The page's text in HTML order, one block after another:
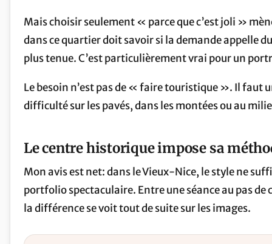
Mais choisir seulement « parce que c’est joli »
dans ce quartier doit savoir si la demande appelle
plus tenue. C’est particulièrement vrai pour un
Le besoin n’est pas de « faire touristique ». Il faut
difficulté sur les pavés, dans les montées ou au
Le centre historique impose sa
Mon avis est net: dans le Vieux-Nice, le style ne
portfolio spectaculaire. Entre une séance au pas
la différence se voit tout de suite sur les images.